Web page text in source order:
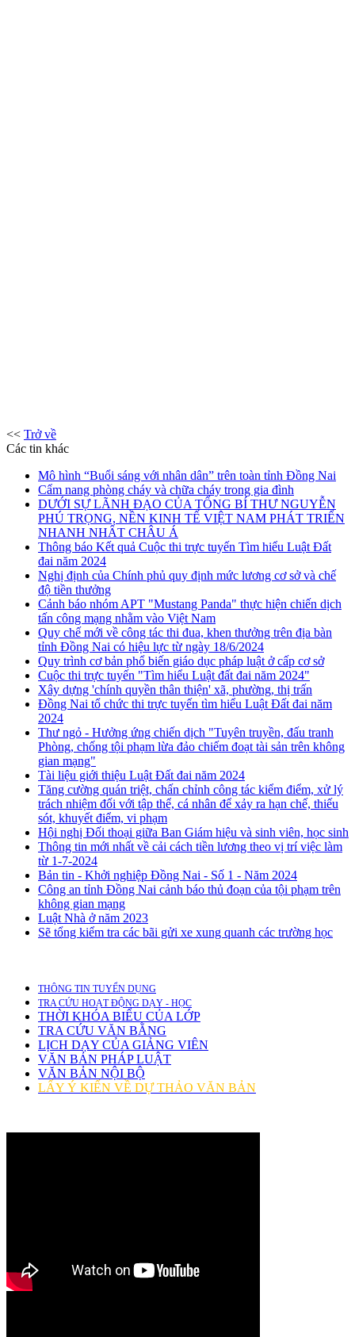
<< Trở về
Các tin khác
Mô hình “Buổi sáng với nhân dân” trên toàn tỉnh Đồng Nai
Cẩm nang phòng cháy và chữa cháy trong gia đình
DƯỚI SỰ LÃNH ĐẠO CỦA TỔNG BÍ THƯ NGUYỄN
PHÚ TRỌNG, NỀN KINH TẾ VIỆT NAM PHÁT TRIỂN
NHANH NHẤT CHÂU Á
Thông báo Kết quả Cuộc thi trực tuyến Tìm hiểu Luật Đất
đai năm 2024
Nghị định của Chính phủ quy định mức lương cơ sở và chế
độ tiền thưởng
Cảnh báo nhóm APT "Mustang Panda" thực hiện chiến dịch
tấn công mạng nhằm vào Việt Nam
Quy chế mới về công tác thi đua, khen thưởng trên địa bàn
tỉnh Đồng Nai có hiệu lực từ ngày 18/6/2024
Quy trình cơ bản phổ biến giáo dục pháp luật ở cấp cơ sở
Cuộc thi trực tuyến "Tìm hiểu Luật đất đai năm 2024"
Xây dựng 'chính quyền thân thiện' xã, phường, thị trấn
Đồng Nai tổ chức thi trực tuyến tìm hiểu Luật Đất đai năm
2024
Thư ngỏ - Hưởng ứng chiến dịch "Tuyên truyền, đấu tranh
Phòng, chống tội phạm lừa đảo chiếm đoạt tài sản trên không
gian mạng"
Tài liệu giới thiệu Luật Đất đai năm 2024
Tăng cường quán triệt, chấn chỉnh công tác kiểm điểm, xử lý
trách nhiệm đối với tập thể, cá nhân để xảy ra hạn chế, thiếu
sót, khuyết điểm, vi phạm
Hội nghị Đối thoại giữa Ban Giám hiệu và sinh viên, học sinh
Thông tin mới nhất về cải cách tiền lương theo vị trí việc làm
từ 1-7-2024
Bản tin - Khởi nghiệp Đồng Nai - Số 1 - Năm 2024
Công an tỉnh Đồng Nai cảnh báo thủ đoạn của tội phạm trên
không gian mạng
Luật Nhà ở năm 2023
Sẽ tổng kiểm tra các bãi gửi xe xung quanh các trường học
THÔNG TIN TUYỂN DỤNG
TRA CỨU HOẠT ĐỘNG DẠY - HỌC
THỜI KHÓA BIỂU CỦA LỚP
TRA CỨU VĂN BẰNG
LỊCH DẠY CỦA GIẢNG VIÊN
VĂN BẢN PHÁP LUẬT
VĂN BẢN NỘI BỘ
LẤY Ý KIẾN VỀ DỰ THẢO VĂN BẢN